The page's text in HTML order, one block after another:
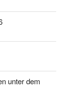
unter dem